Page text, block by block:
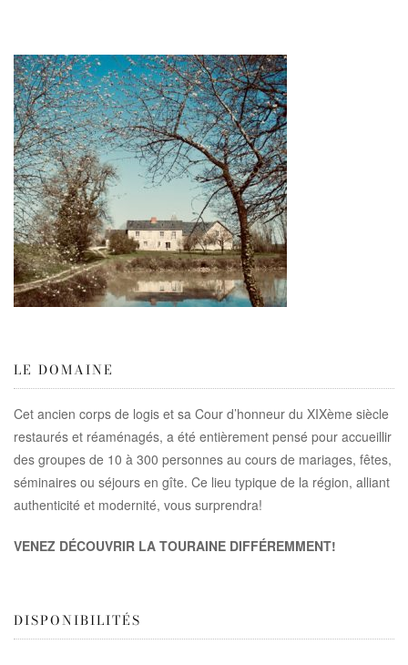
LE DOMAINE
Cet ancien corps de logis et sa Cour d’honneur du XIXème siècle
restaurés et réaménagés, a été entièrement pensé pour accueillir
des groupes de 10 à 300 personnes au cours de mariages, fêtes,
séminaires ou séjours en gîte. Ce lieu typique de la région, alliant
authenticité et modernité, vous surprendra!
VENEZ DÉCOUVRIR LA TOURAINE DIFFÉREMMENT!
DISPONIBILITÉS